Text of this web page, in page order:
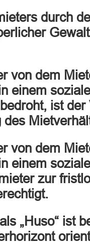
durch
von dem
einem
ist
von dem
einem
zur
„Huso“ ist